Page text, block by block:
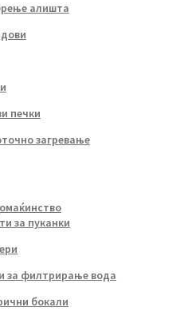
алишта
печки
загревање
за пуканки
за филтрирање вода
бокали